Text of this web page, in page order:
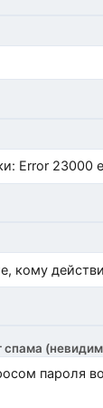
Error
кому
спама
пароля